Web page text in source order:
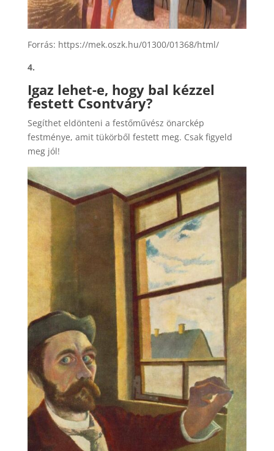
Forrás: https://mek.oszk.hu/01300/01368/html/
4.
Igaz lehet-e, hogy bal kézzel
festett Csontváry?
Segíthet eldönteni a festőművész önarckép
festménye, amit tükörből festett meg. Csak figyeld
meg jól!